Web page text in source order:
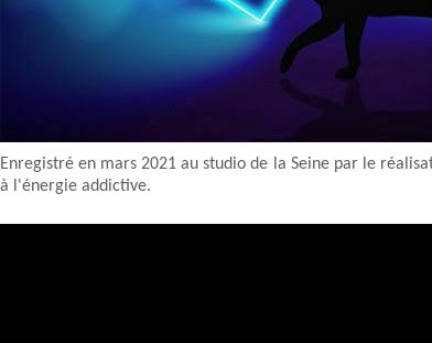
Enregistré en mars 2021 au studio de la Seine par le
à l'énergie addictive.